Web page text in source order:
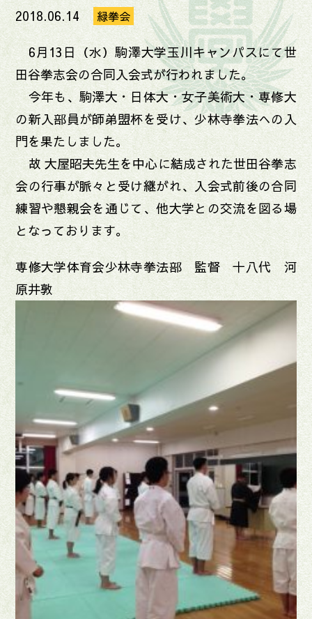
2018.06.14 緑拳会
6月13日（水）駒澤大学玉川キャンパスにて世
田谷拳志会の合同入会式が行われました。
今年も、駒澤大・日体大・女子美術大・専修大
の新入部員が師弟盟杯を受け、少林寺拳法への入
門を果たしました。
故 大屋昭夫先生を中心に結成された世田谷拳志
会の行事が脈々と受け継がれ、入会式前後の合同
練習や懇親会を通じて、他大学との交流を図る場
となっております。
専修大学体育会少林寺拳法部 監督 十八代 河
原井敦